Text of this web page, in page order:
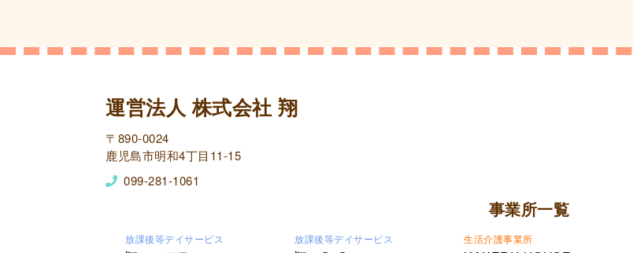
運営法人 株式会社 翔
〒890-0024
鹿児島市明和4丁目11-15
099-281-1061
事業所一覧
放課後等デイサービス 放課後等デイサービス 生活介護事業所